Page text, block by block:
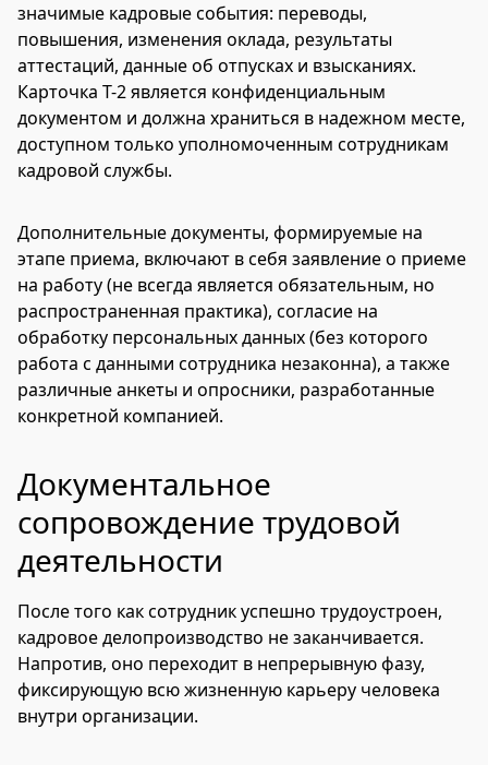
значимые кадровые события: переводы,
повышения, изменения оклада, результаты
аттестаций, данные об отпусках и взысканиях.
Карточка Т-2 является конфиденциальным
документом и должна храниться в надежном месте,
доступном только уполномоченным сотрудникам
кадровой службы.
Дополнительные документы, формируемые на
этапе приема, включают в себя заявление о приеме
на работу (не всегда является обязательным, но
распространенная практика), согласие на
обработку персональных данных (без которого
работа с данными сотрудника незаконна), а также
различные анкеты и опросники, разработанные
конкретной компанией.
Документальное
сопровождение трудовой
деятельности
После того как сотрудник успешно трудоустроен,
кадровое делопроизводство не заканчивается.
Напротив, оно переходит в непрерывную фазу,
фиксирующую всю жизненную карьеру человека
внутри организации.